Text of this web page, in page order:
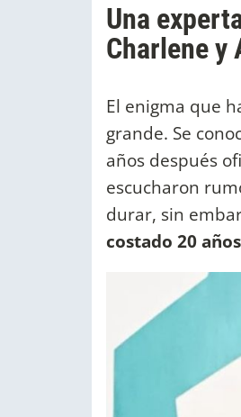
Una
Charlene y
El enigma que
grande. Se
años después
escucharon
durar, sin
costado 20